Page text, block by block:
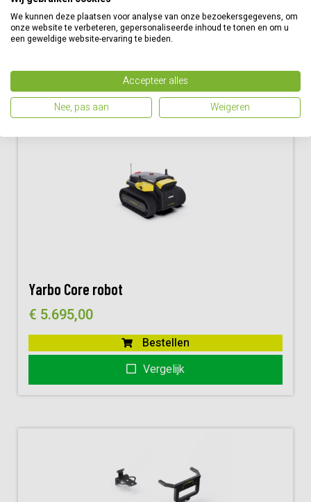
er meerdere werktuigen beschikbaar zijn en er ook
nieuwe modules in ontwikkeling zijn.
Heeft u hier ook aan gedacht?
Yarbo Core robot
€ 5.695,00
Bestellen
Vergelijk
We kunnen deze plaatsen voor analyse van onze bezoekersgegevens, om
onze website te verbeteren, gepersonaliseerde inhoud te tonen en om u
een geweldige website-ervaring te bieden.
Accepteer alles
Nee, pas aan
Weigeren